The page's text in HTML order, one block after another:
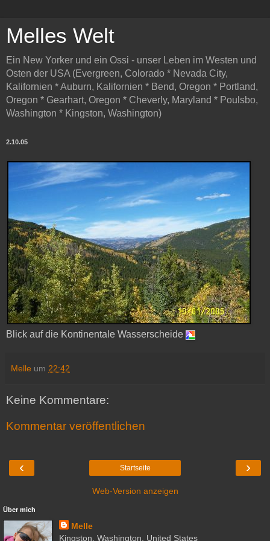
Melles Welt
Ein New Yorker und ein Ossi - unser Leben im Westen und
Osten der USA (Evergreen, Colorado * Nevada City,
Kalifornien * Auburn, Kalifornien * Bend, Oregon * Portland,
Oregon * Gearhart, Oregon * Cheverly, Maryland * Poulsbo,
Washington * Kingston, Washington)
2.10.05
Blick auf die Kontinentale Wasserscheide
Melle um 22:42
Keine Kommentare:
Kommentar veröffentlichen
‹ ›
Startseite
Web-Version anzeigen
Über mich
Melle
Kingston, Washington, United States